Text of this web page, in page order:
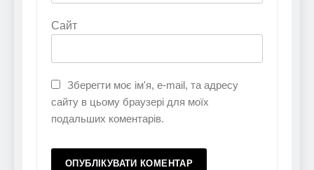
Сайт
Зберегти моє ім'я, e-mail, та адресу
сайту в цьому браузері для моїх
подальших коментарів.